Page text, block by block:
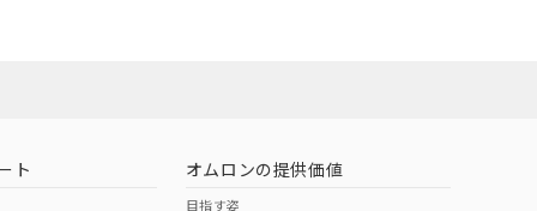
ト オムロンの提供価値
目指す姿